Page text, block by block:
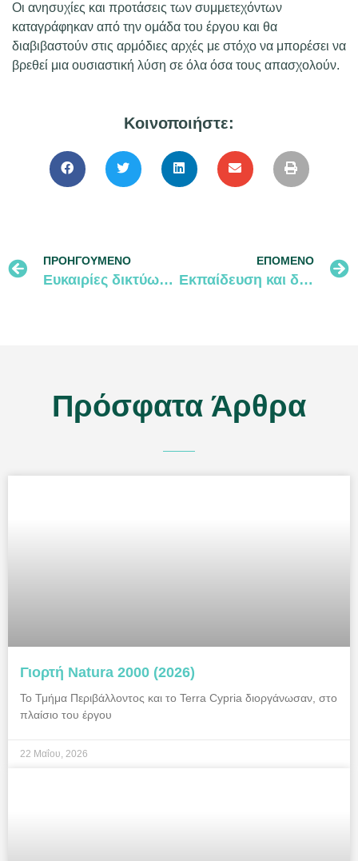
Οι ανησυχίες και προτάσεις των συμμετεχόντων
καταγράφηκαν από την ομάδα του έργου και θα
διαβιβαστούν στις αρμόδιες αρχές με στόχο να μπορέσει να
βρεθεί μια ουσιαστική λύση σε όλα όσα τους απασχολούν.
Κοινοποιήστε:
ΠΡΟΗΓΟΎΜΕΝΟ
Ευκαιρίες δικτύωσης, Οκτώβριος 2023
ΕΠΌΜΕΝΟ
Εκπαίδευση και δικτύωση
Πρόσφατα Άρθρα
Γιορτή Natura 2000 (2026)
Το Τμήμα Περιβάλλοντος και το Terra Cypria διοργάνωσαν, στο
πλαίσιο του έργου
22 Μαΐου, 2026